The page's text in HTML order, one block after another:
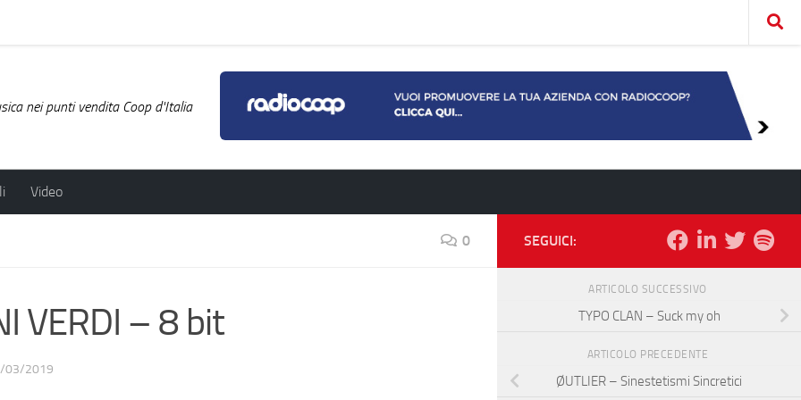
nei punti vendita Coop d'Italia
Video
0
VERDI – 8 bit
03/2019
SEGUICI:
ARTICOLO SUCCESSIVO
TYPO CLAN – Suck my oh
ARTICOLO PRECEDENTE
ØUTLIER – Sinestetismi Sincretici